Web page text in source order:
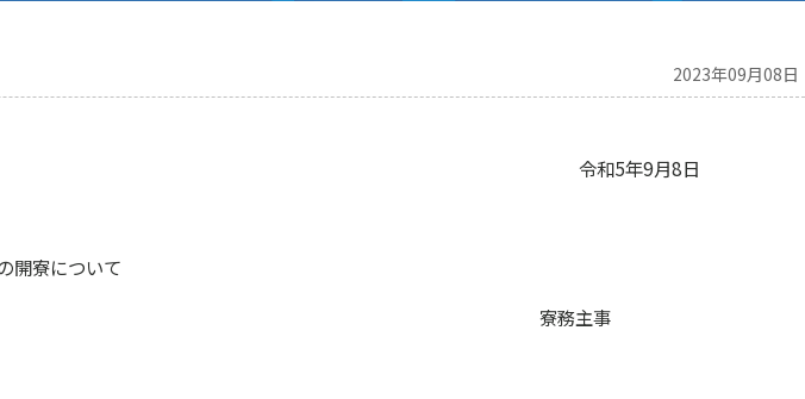
2023年09月08日
令和5年9月8日
開寮について
寮務主事